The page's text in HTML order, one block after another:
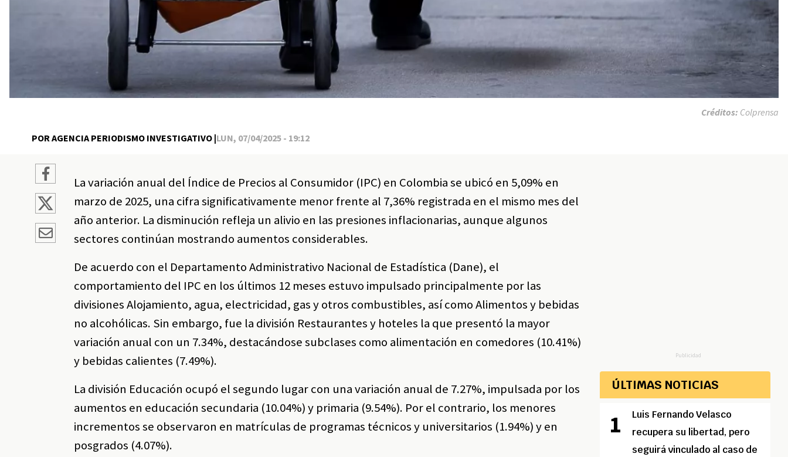
POR AGENCIA PERIODISMO INVESTIGATIVO |LUN, 07/04/2025 - 19:12
Créditos: Colprensa
La variación anual del Índice de Precios al Consumidor (IPC) en Colombia se ubicó en 5,09% en
marzo de 2025, una cifra significativamente menor frente al 7,36% registrada en el mismo mes del
año anterior. La disminución refleja un alivio en las presiones inflacionarias, aunque algunos
sectores continúan mostrando aumentos considerables.
De acuerdo con el Departamento Administrativo Nacional de Estadística (Dane), el
comportamiento del IPC en los últimos 12 meses estuvo impulsado principalmente por las
divisiones Alojamiento, agua, electricidad, gas y otros combustibles, así como Alimentos y bebidas
no alcohólicas. Sin embargo, fue la división Restaurantes y hoteles la que presentó la mayor
variación anual con un 7.34%, destacándose subclases como alimentación en comedores (10.41%)
y bebidas calientes (7.49%).
La división Educación ocupó el segundo lugar con una variación anual de 7.27%, impulsada por los
aumentos en educación secundaria (10.04%) y primaria (9.54%). Por el contrario, los menores
incrementos se observaron en matrículas de programas técnicos y universitarios (1.94%) y en
posgrados (4.07%).
Publicidad
ÚLTIMAS NOTICIAS
Luis Fernando Velasco
recupera su libertad, pero
seguirá vinculado al caso de